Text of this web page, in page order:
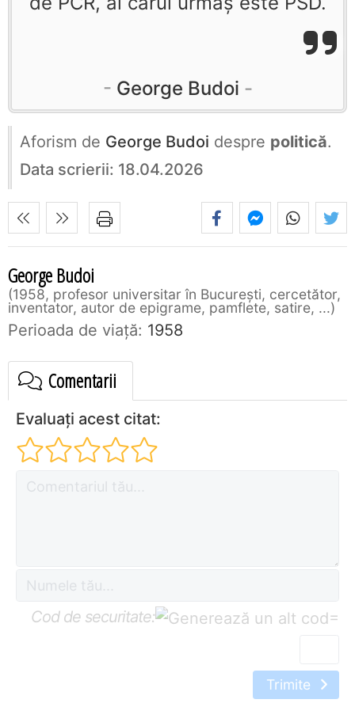
George Budoi
Aforism de George Budoi despre politică.
Data scrierii: 18.04.2026
George Budoi
1958, profesor universitar în București, cercetător,
inventator, autor de epigrame, pamflete, satire, ...
Perioada de viaţă: 1958
Comentarii
Evaluați acest citat:
Cod de securitate: =
Trimite